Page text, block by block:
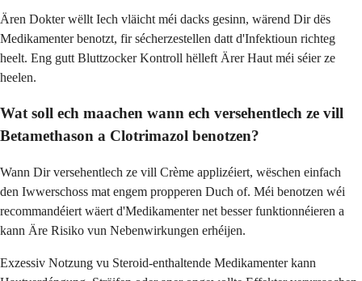
Ären Dokter wëllt Iech vläicht méi dacks gesinn, wärend Dir dës
Medikamenter benotzt, fir sécherzestellen datt d'Infektioun richteg
heelt. Eng gutt Bluttzocker Kontroll hëlleft Ärer Haut méi séier ze
heelen.
Wat soll ech maachen wann ech versehentlech ze vill
Betamethason a Clotrimazol benotzen?
Wann Dir versehentlech ze vill Crème applizéiert, wëschen einfach
den Iwwerschoss mat engem propperen Duch of. Méi benotzen wéi
recommandéiert wäert d'Medikamenter net besser funktionnéieren a
kann Äre Risiko vun Nebenwirkungen erhéijen.
Exzessiv Notzung vu Steroid-enthaltende Medikamenter kann